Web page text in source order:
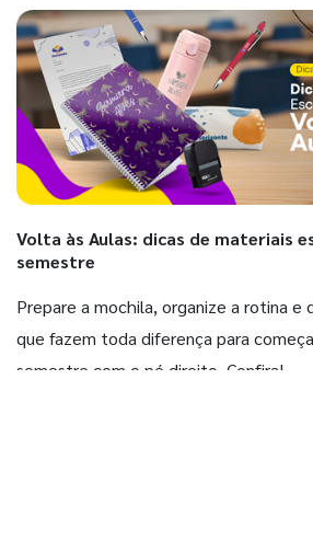
Volta às Aulas: dicas de materiais
semestre
Prepare a mochila, organize a rotina e
que fazem toda diferença para
semestre com o pé direito. Confira!